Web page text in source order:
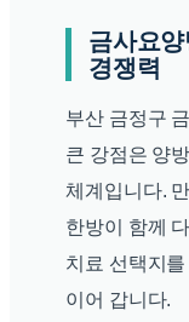
금사요
경쟁력
부산 금정구
큰 강점은 양
체계입니다.
한방이 함께
치료 선택지
이어 갑니다.